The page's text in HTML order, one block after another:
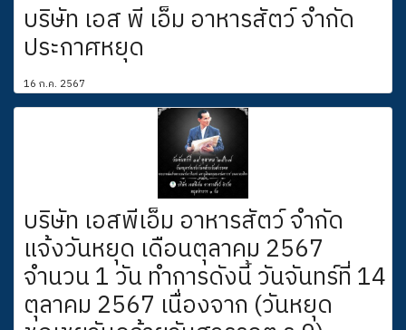
บริษัท เอส พี เอ็ม อาหารสัตว์ จำกัด
ประกาศหยุด
16 ก.ค. 2567
บริษัท ​เอสพีเอ็ม อาหาร​สัตว์ ​จำกัด
แจ้ง​วัน​หยุด เดือน​ตุลาคม 2567
จำนวน 1 วัน​ ทำการ​ดังนี้ วัน​จันทร์ที่ 14
ตุลาคม 2567 เนื่องจาก (วันหยุด